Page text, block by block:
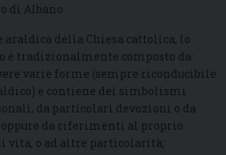
di Albano:
araldica della Chiesa cattolica, lo
è tradizionalmente composto da:
varie forme (sempre riconducibile
e contiene dei simbolismi
da particolari devozioni o da
da riferimenti al proprio
vita, o ad altre particolarità;